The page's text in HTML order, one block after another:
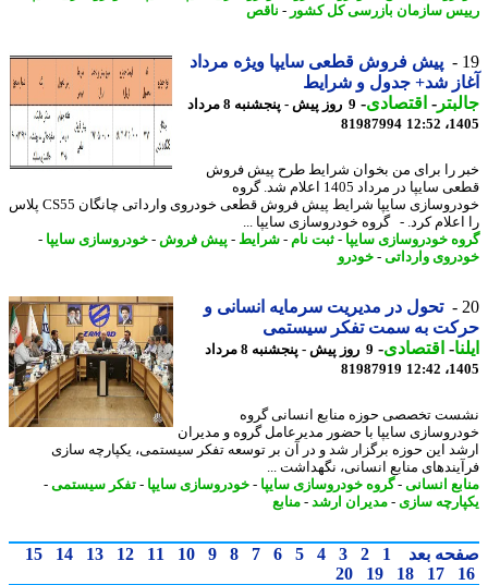
سازمان بازرسی کل کشور-ناقص
پیش فروش قطعی سایپا ویژه مرداد
شد+ جدول و شرایط
-اقتصادی-
9 روز پیش - پنجشنبه 8 مرداد
81987994
را برای من بخوان شرایط طرح پیش فروش
قطعی سایپا در مرداد 1405 اعلام شد. گروه
خودروسازی سایپا شرایط پیش فروش قطعی خودروی وارداتی چانگان CS55 پلاس
کرد. - گروه خودروسازی سایپا ...
خودروسازی سایپا-ثبت نام-شرایط -پیش فروش -خودروسازی سایپا-
وارداتی-خودرو
تحول در مدیریت سرمایه انسانی و
به سمت تفکر سیستمی
-اقتصادی-
9 روز پیش - پنجشنبه 8 مرداد
81987919
تخصصی حوزه منابع انسانی گروه
سایپا با حضور مدیرعامل گروه و مدیران
این حوزه برگزار شد و در آن بر توسعه تفکر سیستمی، یکپارچه سازی
منابع انسانی، نگهداشت ...
انسانی-گروه خودروسازی سایپا-خودروسازی سایپا-تفکر سیستمی-
سازی- مدیران ارشد -منابع
بعد 1
2
3
4
5
6
7
8
9
10
11
12
13
14
15
17
18
19
20